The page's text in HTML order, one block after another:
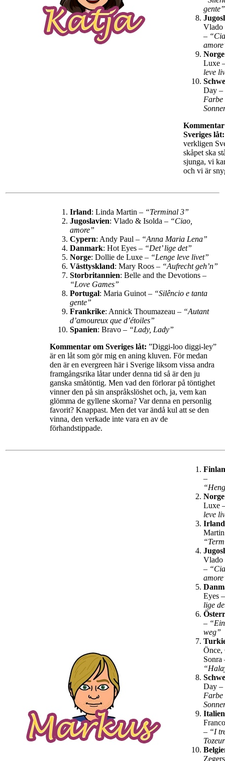
Vlado
–
Norge
Luxe
leve
Day –
Farbe
Sveriges låt:
verkligen
skåpet ska
sjunga, vi
och vi är
Irland: Linda Martin – “Terminal 3”
Jugoslavien: Vlado & Isolda – “Ciao,
amore”
Cypern: Andy Paul – “Anna Maria Lena”
Danmark: Hot Eyes – “Det’ lige det”
Norge: Dollie de Luxe – “Lenge leve livet”
Västtyskland: Mary Roos – “Aufrecht geh’n”
Storbritannien: Belle and the Devotions –
“Love Games”
Portugal: Maria Guinot – “Silêncio e tanta
gente”
Frankrike: Annick Thoumazeau – “Autant
d’amoureux que d’étoiles”
Spanien: Bravo – “Lady, Lady”
Kommentar om Sveriges låt: ”Diggi-loo diggi-ley”
är en låt som gör mig en aning kluven. För medan
den är en evergreen här i Sverige liksom vissa andra
framgångsrika låtar under denna tid så är den ju
ganska småtöntig. Men vad den förlorar på töntighet
vinner den på sin anspråkslöshet och, ja, vem kan
glömma de gyllene skorna? Var denna en personlig
favorit? Knappast. Men det var ändå kul att se den
vinna, den verkade inte vara en av de
förhandstippade.
–
Norge
Luxe
leve
Irland
Vlado
–
Eyes
lige
–
weg”
Önce,
Sonra
Day –
Farbe
Italien
– “I